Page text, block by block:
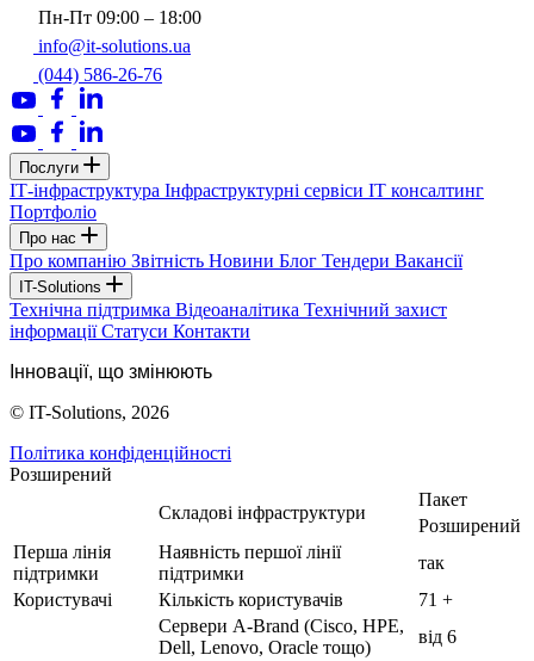
Пн-Пт 09:00 – 18:00
info@it-solutions.ua
(044) 586-26-76
Послуги
ІТ-інфраструктура Інфраструктурні сервіси IT консалтинг
Портфоліо
Про нас
Про компанію Звітність Новини Блог Тендери Вакансії
IT-Solutions
Технічна підтримка Відеоаналітика Технічний захист
інформаціїСтатуси Контакти
Інновації, що змінюють
© IT-Solutions, 2026
Політика конфіденційності
Розширений
Складові інфраструктури
Пакет
Розширений
Перша лінія
підтримки
Наявність першої лінії
підтримки
так
Користувачі
Кількість користувачів 71 +
Сервери A-Brand (Cisco, HPE,
Dell, Lenovo, Oracle тощо)
від 6